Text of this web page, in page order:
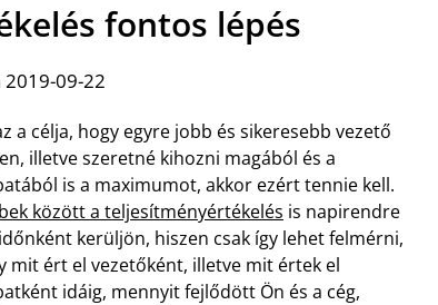
fontos lépés
2019-09-22
a célja, hogy egyre jobb és sikeresebb vezető
illetve szeretné kihozni magából és a
is a maximumot, akkor ezért tennie kell.
között a teljesítményértékelés is napirendre
kerüljön, hiszen csak így lehet felmérni,
mit ért el vezetőként, illetve mit értek el
idáig, mennyit fejlődött Ön és a cég,